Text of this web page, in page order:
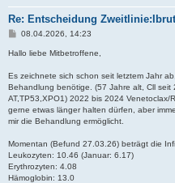
Re: Entscheidung
B
i
a
g
08.04.2026, 14:23
Hallo liebe Mitbetroffene,
Es zeichnete sich schon seit letztem Jahr
Behandlung benötige. (57 Jahre alt, Cll seit
AT,TP53,XPO1) 2022 bis 2024 Venetoclax/
gerne etwas länger halten dürfen, aber
mir die Behandlung ermöglicht.
Momentan (Befund 27.03.26) beträgt die
Leukozyten: 10.46 (Januar: 6.17)
Erythrozyten: 4.08
Hämoglobin: 13.0